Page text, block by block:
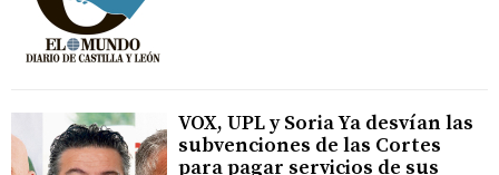
VOX, UPL y Soria Ya desvían las
subvenciones de las Cortes
para pagar servicios de sus